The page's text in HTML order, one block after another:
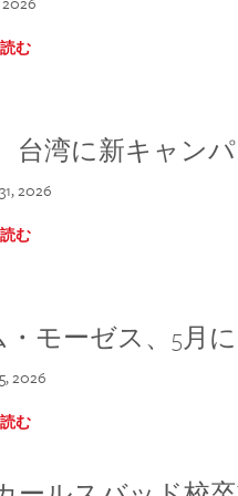
む
台湾に新キャン
2026
む
・モーゼス、5月
2026
む